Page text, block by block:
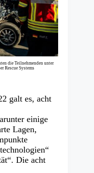
die Teilnehmenden unter
Rescue Systems
galt es, acht
einige
Lagen,
Die acht